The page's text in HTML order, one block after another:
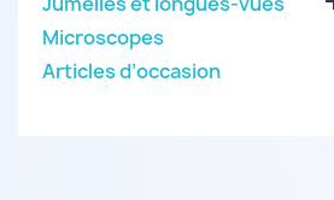
Microscopes
Articles d’occasion